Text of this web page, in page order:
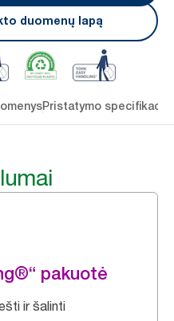
duomenų lapą
Pristatymo
pakuotė
ir šalinti